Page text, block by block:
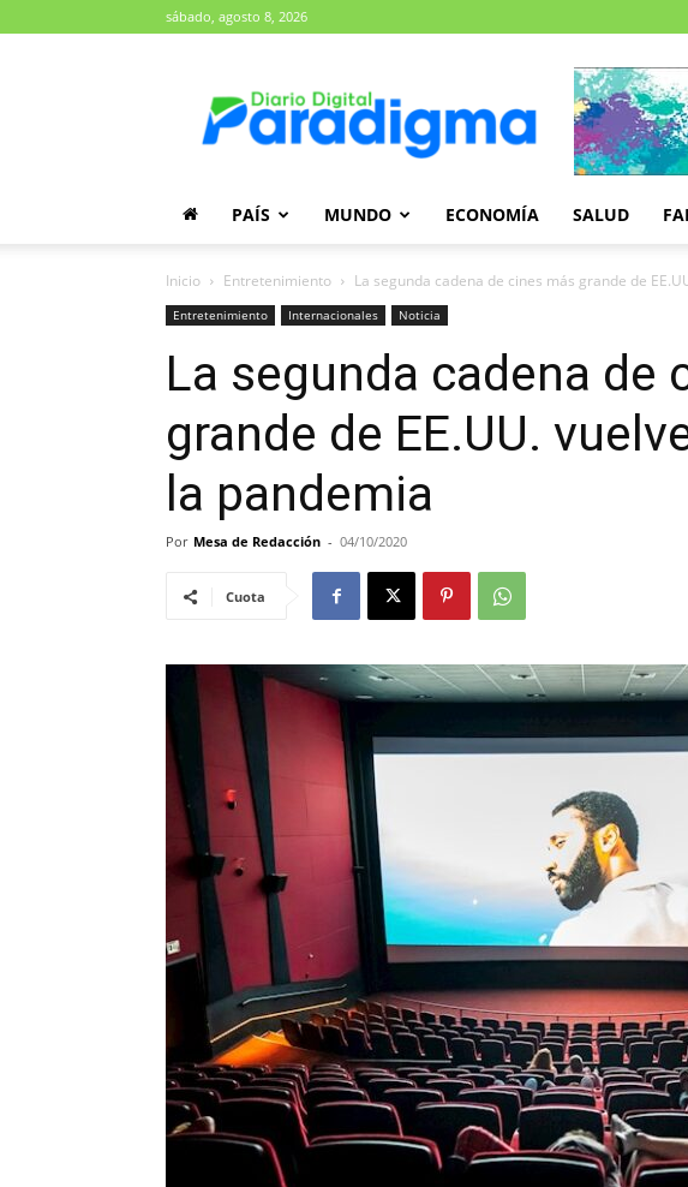
sábado, agosto 8, 2026
Paradigma
PAÍS MUNDO ECONOMÍA SALUD
Inicio Entretenimiento La segunda cadena de cines más grande de
Entretenimiento Internacionales Noticia
La segunda cadena de
grande de EE.UU.
la pandemia
Por Mesa de Redacción - 04/10/2020
Cuota